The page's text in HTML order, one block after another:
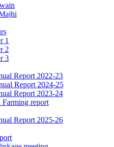
1
2
3
Report 2022-23
Report 2024-25
Report 2023-24
report
Report 2025-26